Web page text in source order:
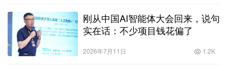
刚从中国AI智能体大会回来，说句
实在话：不少项目钱花偏了
2026年7月11日 1.2K